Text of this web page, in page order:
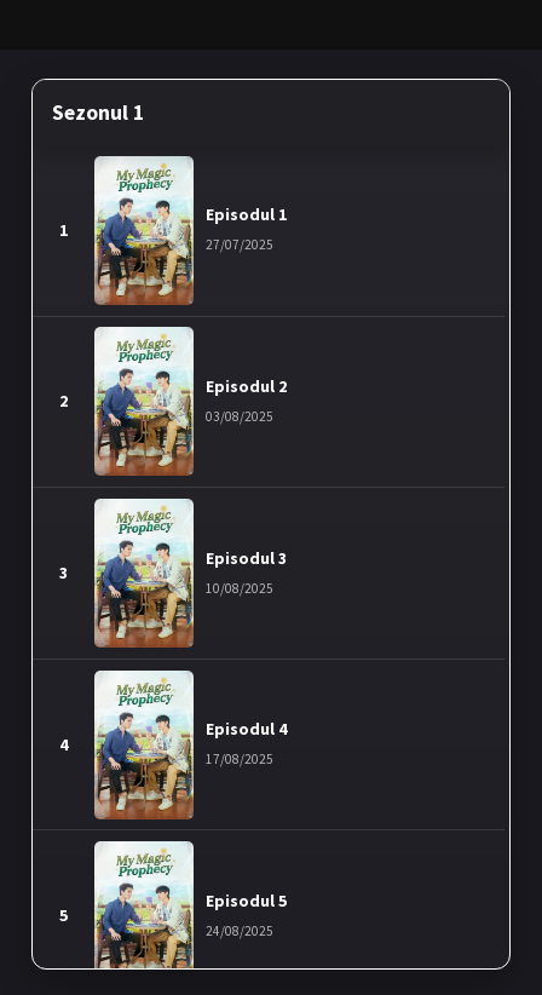
Sezonul 1
1
Episodul 1
27/07/2025
2
Episodul 2
03/08/2025
3
Episodul 3
10/08/2025
4
Episodul 4
17/08/2025
5
Episodul 5
24/08/2025